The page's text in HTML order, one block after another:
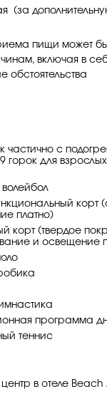
(за
пищи может
включая в
частично с
горок для
волейбол
корт
платно)
корт (твердое
и освещение
программа
теннис
в отеле Beach